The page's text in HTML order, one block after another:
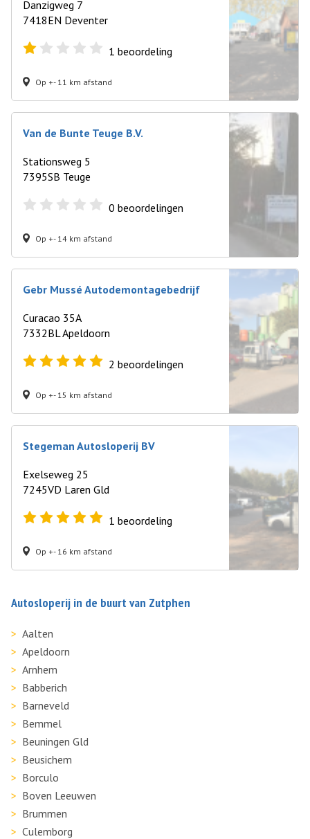
Danzigweg 7
7418EN Deventer
1 beoordeling
Op +- 11 km afstand
Van de Bunte Teuge B.V.
Stationsweg 5
7395SB Teuge
0 beoordelingen
Op +- 14 km afstand
Gebr Mussé Autodemontagebedrijf
Curacao 35A
7332BL Apeldoorn
2 beoordelingen
Op +- 15 km afstand
Stegeman Autosloperij BV
Exelseweg 25
7245VD Laren Gld
1 beoordeling
Op +- 16 km afstand
Autosloperij in de buurt van Zutphen
Aalten
Apeldoorn
Arnhem
Babberich
Barneveld
Bemmel
Beuningen Gld
Beusichem
Borculo
Boven Leeuwen
Brummen
Culemborg